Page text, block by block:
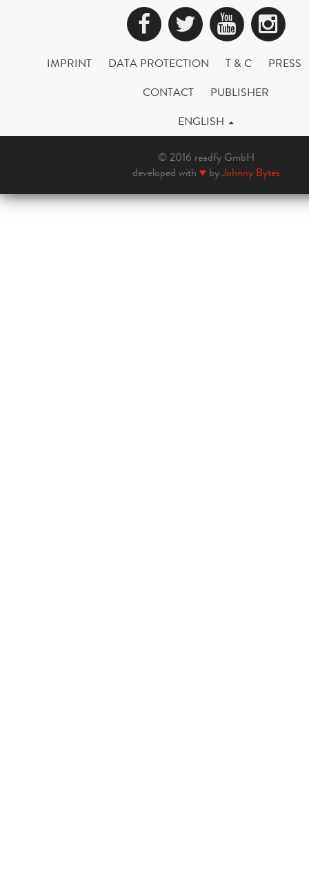
Facebook
Twitter
IMPRINT DATA PROTECTION T & C
PRESS
CONTACT
PUBLISHER
ENGLISH
© 2016 readfy GmbH
developed with ♥ byJohnny Bytes